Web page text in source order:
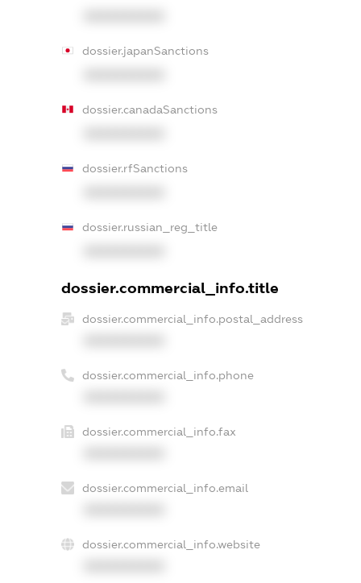
dossier.japanSanctions
dossier.canadaSanctions
dossier.rfSanctions
dossier.russian_reg_title
dossier.commercial_info.title
dossier.commercial_info.postal_address
dossier.commercial_info.phone
dossier.commercial_info.fax
dossier.commercial_info.email
dossier.commercial_info.website